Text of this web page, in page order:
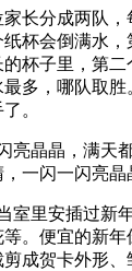
分成两队，
杯会倒满水
杯子里，第
多，哪队取
。
晶晶，满天
一闪一闪亮晶
里安插过新年
。便宜的新年
成贺卡外形